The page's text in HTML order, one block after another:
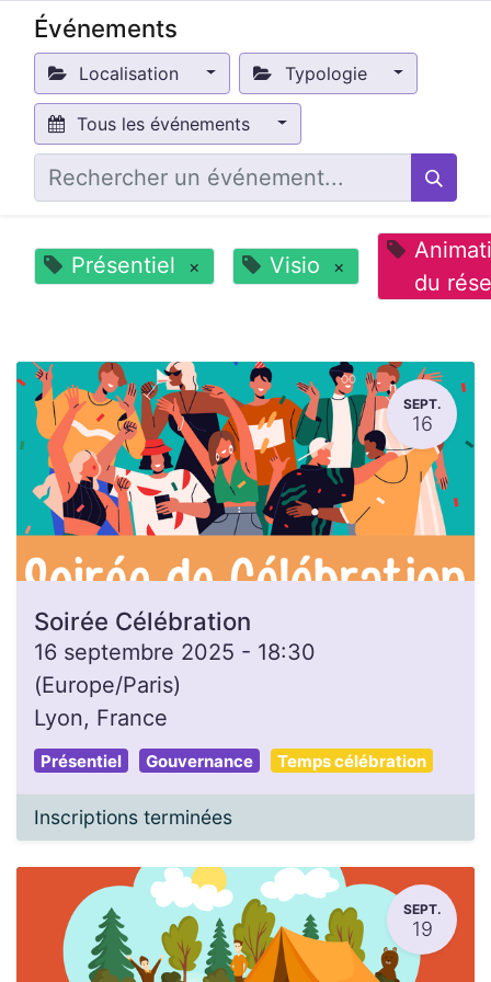
Événements
Localisation Typologie
Tous les événements
Présentiel × Visio ×
du
SEPT.
16
Soirée Célébration
16 septembre 2025 - 18:30
(Europe/Paris)
Lyon, France
Présentiel Gouvernance Temps célébration
Inscriptions terminées
SEPT.
19